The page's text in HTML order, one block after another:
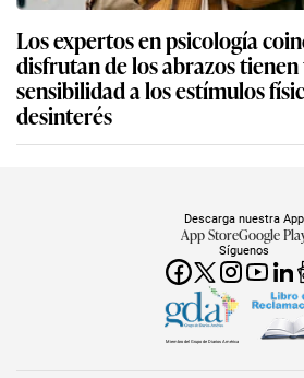
Los expertos en psicología
disfrutan de los abrazos
sensibilidad a los estímulos
desinterés
Síguenos
Descarga nuestra App
App StoreGoogle
Miembro del Grupo de Diarios América